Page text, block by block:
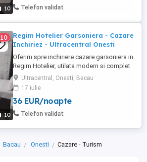
10
oferindu-va totodata un spatiu generos de
Telefon validat
10
10
Regim Hotelier Garsoniera - Cazare
Inchiriez - Ultracentral Onesti
Oferim spre inchiriere cazare garsoniera in
Regim Hotelier, utilata modern si complet
mobilata, toate echipamentele fiind in
perfecta stare de functionare. Locatia
este situata intr-o zona Ultracentrala si
usor accesibila a orasului Onesti,
oferindu-va totodata un spatiu generos de
Ultracentral, Onesti, Bacau
17 iulie
36 EUR/noapte
Telefon validat
Bacau Onesti Cazare - Turism